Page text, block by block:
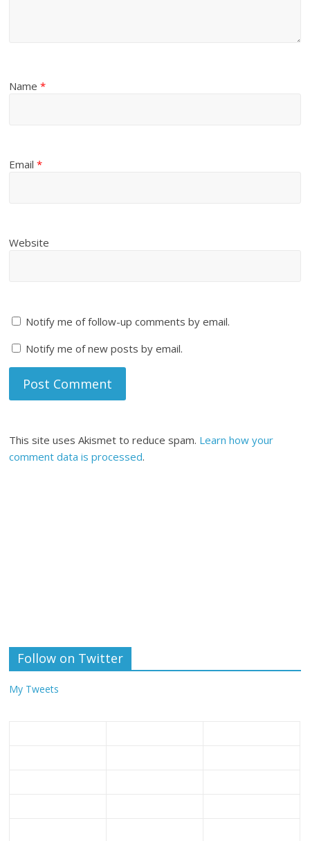
Name*
Email*
Website
Notify me of follow-up comments by email.
Notify me of new posts by email.
This site uses Akismet to reduce spam. Learn how your
comment data is processed.
Follow on Twitter
My Tweets